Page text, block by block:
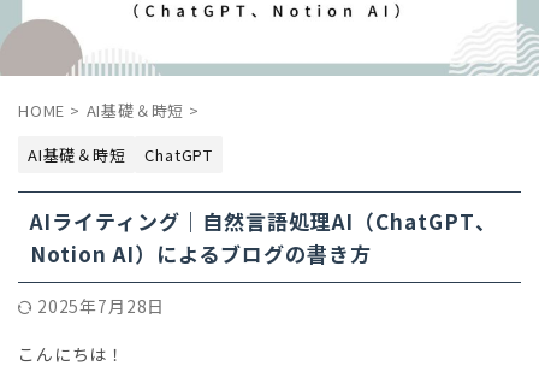
HOME > AI基礎＆時短 >
AI基礎＆時短
ChatGPT
AIライティング｜自然言語処理AI（ChatGPT、
Notion AI）によるブログの書き方
2025年7月28日
こんにちは！